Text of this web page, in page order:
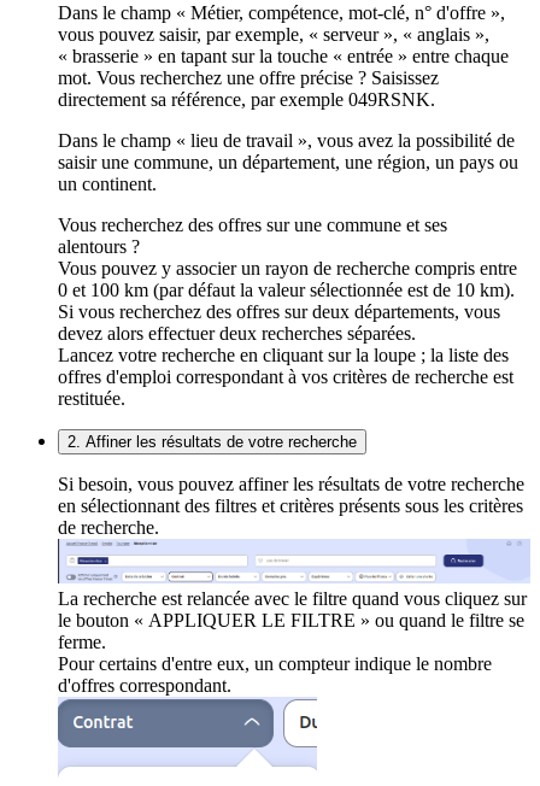
Dans le champ « Métier, compétence, mot-clé, n° d'offre »,
vous pouvez saisir, par exemple, « serveur », « anglais »,
« brasserie » en tapant sur la touche « entrée » entre chaque
mot. Vous recherchez une offre précise ? Saisissez
directement sa référence, par exemple 049RSNK.
Dans le champ « lieu de travail », vous avez la possibilité de
saisir une commune, un département, une région, un pays ou
un continent.
Vous recherchez des offres sur une commune et ses
alentours ?
Vous pouvez y associer un rayon de recherche compris entre
0 et 100 km (par défaut la valeur sélectionnée est de 10 km).
Si vous recherchez des offres sur deux départements, vous
devez alors effectuer deux recherches séparées.
Lancez votre recherche en cliquant sur la loupe ; la liste des
offres d'emploi correspondant à vos critères de recherche est
restituée.
2. Affiner les résultats de votre recherche
Si besoin, vous pouvez affiner les résultats de votre recherche
en sélectionnant des filtres et critères présents sous les critères
de recherche.
La recherche est relancée avec le filtre quand vous cliquez sur
le bouton « APPLIQUER LE FILTRE » ou quand le filtre se
ferme.
Pour certains d'entre eux, un compteur indique le nombre
d'offres correspondant.